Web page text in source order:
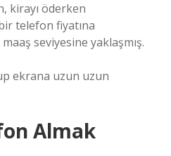
kirayı öderken
telefon fiyatına
seviyesine yaklaşmış.
ekrana uzun uzun
Almak